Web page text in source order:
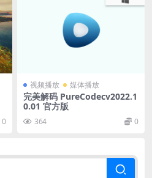
0
视频播放 媒体播放
完美解码 PureCodecv2022.1
0.01 官方版
364 0